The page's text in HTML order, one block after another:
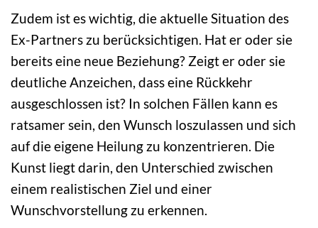
Zudem ist es wichtig, die aktuelle Situation des
Ex-Partners zu berücksichtigen. Hat er oder sie
bereits eine neue Beziehung? Zeigt er oder sie
deutliche Anzeichen, dass eine Rückkehr
ausgeschlossen ist? In solchen Fällen kann es
ratsamer sein, den Wunsch loszulassen und sich
auf die eigene Heilung zu konzentrieren. Die
Kunst liegt darin, den Unterschied zwischen
einem realistischen Ziel und einer
Wunschvorstellung zu erkennen.